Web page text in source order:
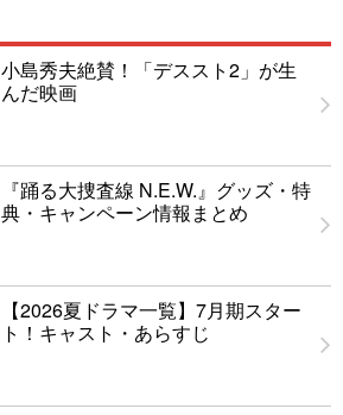
小島秀夫絶賛！「デススト2」が生
んだ映画
『踊る大捜査線 N.E.W.』グッズ・特
典・キャンペーン情報まとめ
【2026夏ドラマ一覧】7月期スター
ト！キャスト・あらすじ